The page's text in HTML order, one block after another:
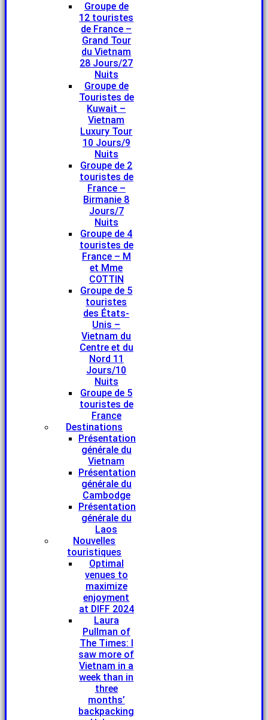
Groupe de
12 touristes
de France –
Grand Tour
du Vietnam
28 Jours/27
Nuits
Groupe de
Touristes de
Kuwait –
Vietnam
Luxury Tour
10 Jours/9
Nuits
Groupe de 2
touristes de
France –
Birmanie 8
Jours/7
Nuits
Groupe de 4
touristes de
France – M
et Mme
COTTIN
Groupe de 5
touristes
des États-
Unis –
Vietnam du
Centre et du
Nord 11
Jours/10
Nuits
Groupe de 5
touristes de
France
Destinations
Présentation
générale du
Vietnam
Présentation
générale du
Cambodge
Présentation
générale du
Laos
Nouvelles
touristiques
Optimal
venues to
maximize
enjoyment
at DIFF 2024
Laura
Pullman of
The Times: I
saw more of
Vietnam in a
week than in
three
months’
backpacking